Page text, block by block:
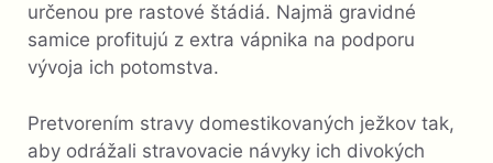
určenou pre rastové štádiá. Najmä gravidné
samice profitujú z extra vápnika na podporu
vývoja ich potomstva.
Pretvorením stravy domestikovaných ježkov tak,
aby odrážali stravovacie návyky ich divokých